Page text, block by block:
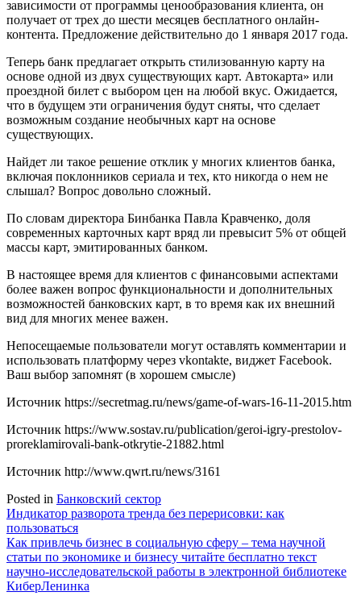
зависимости от программы ценообразования клиента, он
получает от трех до шести месяцев бесплатного онлайн-
контента. Предложение действительно до 1 января 2017 года.
Теперь банк предлагает открыть стилизованную карту на
основе одной из двух существующих карт. Автокарта» или
проездной билет с выбором цен на любой вкус. Ожидается,
что в будущем эти ограничения будут сняты, что сделает
возможным создание необычных карт на основе
существующих.
Найдет ли такое решение отклик у многих клиентов банка,
включая поклонников сериала и тех, кто никогда о нем не
слышал? Вопрос довольно сложный.
По словам директора Бинбанка Павла Кравченко, доля
современных карточных карт вряд ли превысит 5% от общей
массы карт, эмитированных банком.
В настоящее время для клиентов с финансовыми аспектами
более важен вопрос функциональности и дополнительных
возможностей банковских карт, в то время как их внешний
вид для многих менее важен.
Непосещаемые пользователи могут оставлять комментарии и
использовать платформу через vkontakte, виджет Facebook.
Ваш выбор запомнят (в хорошем смысле)
Источник https://secretmag.ru/news/game-of-wars-16-11-2015.htm
Источник https://www.sostav.ru/publication/geroi-igry-prestolov-
proreklamirovali-bank-otkrytie-21882.html
Источник http://www.qwrt.ru/news/3161
Posted in Банковский сектор
Навигация
по
записям
Индикатор разворота тренда без перерисовки: как
пользоваться
Как привлечь бизнес в социальную сферу – тема научной
статьи по экономике и бизнесу читайте бесплатно текст
научно-исследовательской работы в электронной библиотеке
КиберЛенинка